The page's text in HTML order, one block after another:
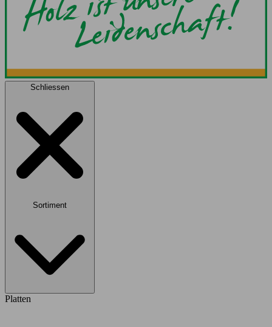
Schliessen
Sortiment
Platten